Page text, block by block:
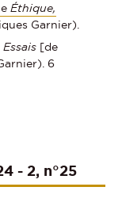
Éthique,
Garnier).
Essais [de
6
- 2, n°25